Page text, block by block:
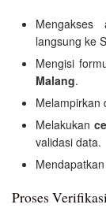
Mengakses
langsung ke
Mengisi
Malang.
Melampirkan
Melakukan
validasi data.
Proses